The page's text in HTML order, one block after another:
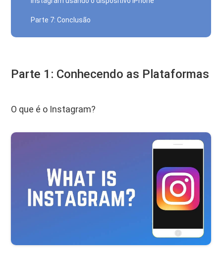
Parte 7: Conclusão
Parte 1: Conhecendo as Plataformas
O que é o Instagram?